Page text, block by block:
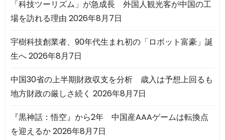
「科技ツーリズム」が急成長 外国人観光客が中国の工
場を訪れる理由 2026年8月7日
宇樹科技創業者、90年代生まれ初の「ロボット富豪」誕
生へ2026年8月7日
中国30省の上半期財政収支を分析 歳入は予想上回るも
地方財政の厳しさ続く 2026年8月7日
『黒神話：悟空』から2年 中国産AAAゲームは転換点
を迎えるか2026年8月7日